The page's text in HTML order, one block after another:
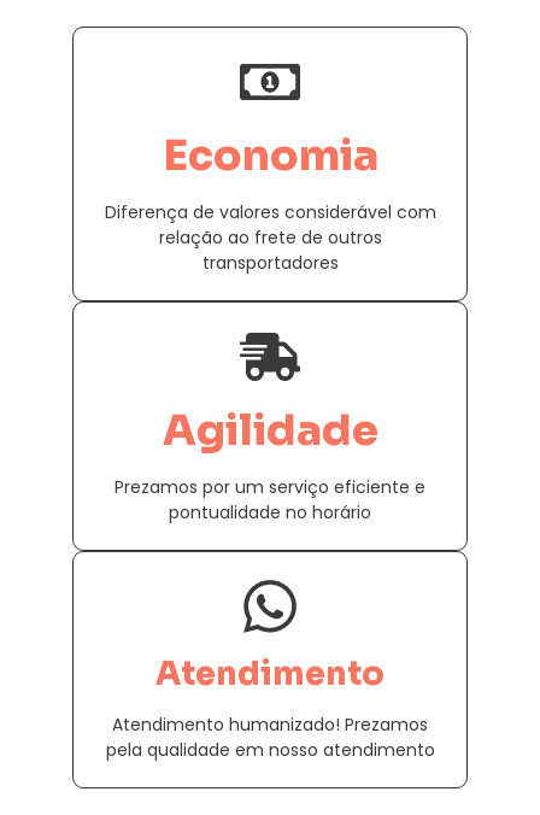
Economia
Diferença de valores considerável com
relação ao frete de outros
transportadores
Agilidade
Prezamos por um serviço eficiente e
pontualidade no horário
Atendimento
Atendimento humanizado! Prezamos
pela qualidade em nosso atendimento